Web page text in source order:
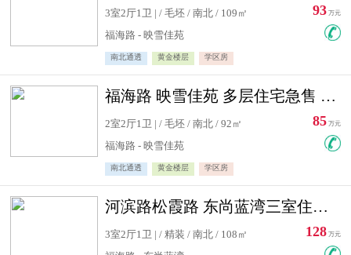
3室2厅1卫 | / 毛坯 / 南北 / 109㎡
福海路 - 映雪佳苑
南北通透 黄金楼层 学区房
93 万元
福海路 映雪佳苑 多层住宅急售 可公积金贷款
2室2厅1卫 | / 毛坯 / 南北 / 92㎡
福海路 - 映雪佳苑
南北通透 黄金楼层 学区房
85 万元
河滨路松霞路 东尚蓝湾三室住宅急售
3室2厅1卫 | / 精装 / 南北 / 108㎡
128 万元